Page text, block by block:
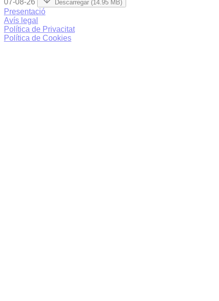
07-08-26 Descarregar (14.95 MB)
Presentació
Avís legal
Política de Privacitat
Política de Cookies